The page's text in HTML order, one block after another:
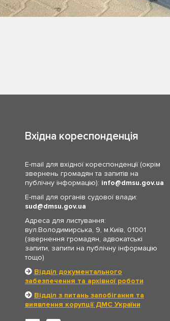
Вхідна кореспонденція
E-mail для вхідної кореспонденції (окрім
звернень громадян та запитів на
публічну інформацію): info
dmsu.gov.ua
E-mail для органів судової влади:
sud
dmsu.gov.ua
Адреса для листування:
вул.Володимирська, 9, м.Київ, 01001
(звернення громадян, адвокатські
запити, запити на публічну інформацію
тощо)
Відділ документального
забезпечення та архівної роботи
Відділ з питань запобігання та
виявлення корупції ДМС України